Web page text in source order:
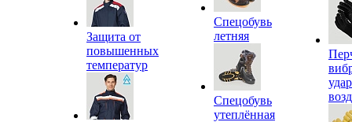
Защита от
повышенных
температур
Спецобувь
летняя
Спецобувь
утеплённая